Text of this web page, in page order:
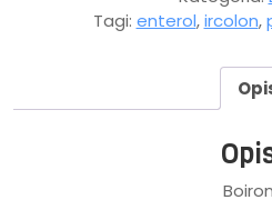
Tagi: enterol,ircolon,
Boiron